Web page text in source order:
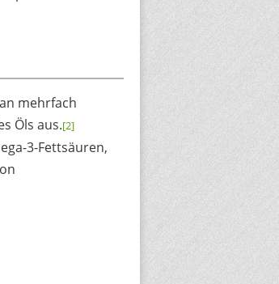
mehrfach
Öls aus.[2]
3-Fettsäuren,